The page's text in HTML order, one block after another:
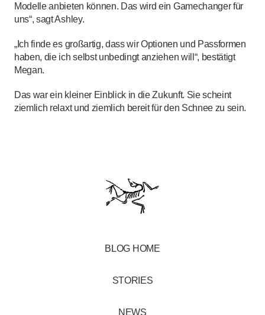
Modelle anbieten können. Das wird ein Gamechanger für
uns“, sagt Ashley.
„Ich finde es großartig, dass wir Optionen und Passformen
haben, die ich selbst unbedingt anziehen will“, bestätigt
Megan.
Das war ein kleiner Einblick in die Zukunft. Sie scheint
ziemlich relaxt und ziemlich bereit für den Schnee zu sein.
BLOG HOME
STORIES
NEWS